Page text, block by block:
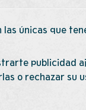
las únicas que
publicidad
o rechazar su